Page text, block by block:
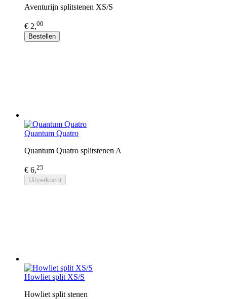
Aventurijn splitstenen XS/S
€ 2,00
Bestellen
Quantum Quatro
Quantum Quatro splitstenen A
€ 6,25
Uitverkocht
Howliet split XS/S
Howliet split stenen